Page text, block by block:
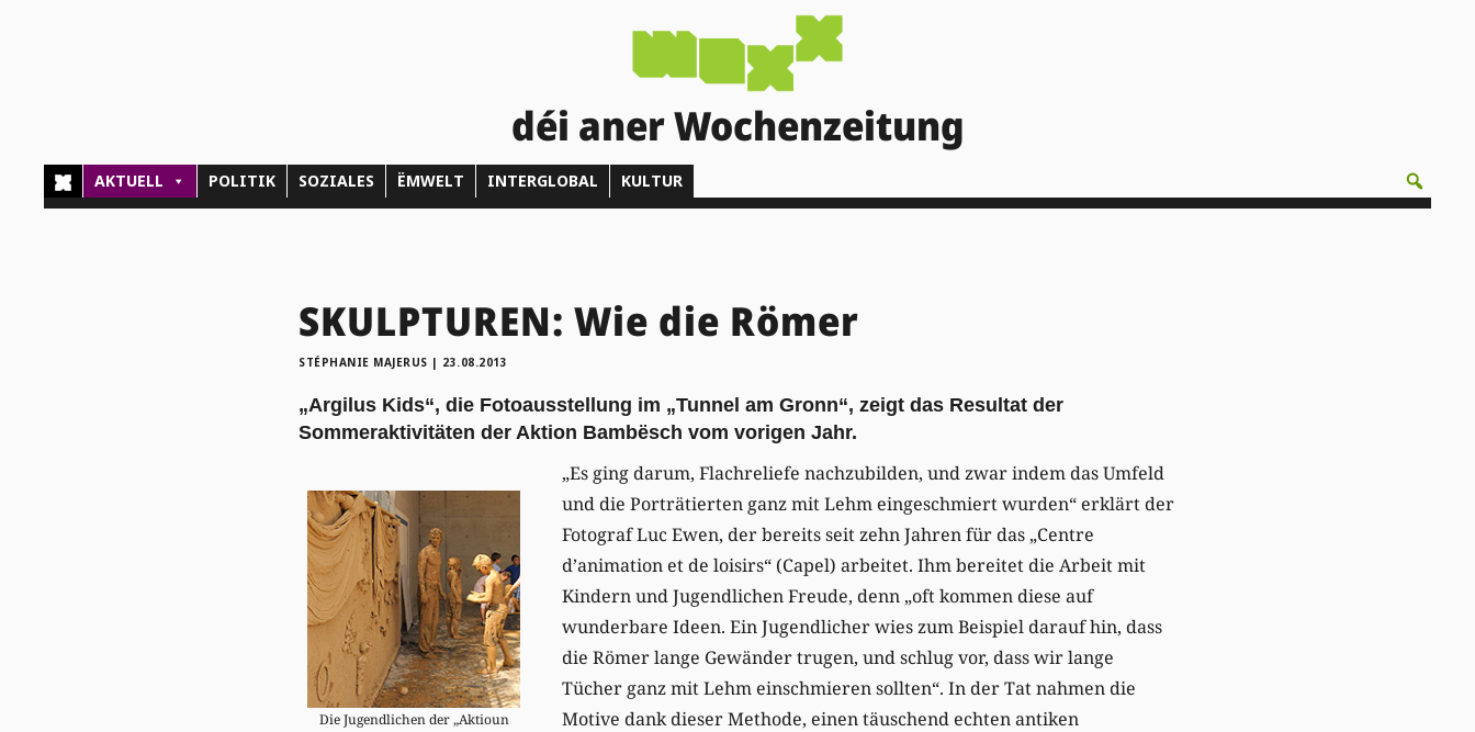
déi aner Wochenzeitung
AKTUELL POLITIK SOZIALES ËMWELT INTERGLOBAL KULTUR
SKULPTUREN: Wie die Römer
STÉPHANIE MAJERUS | 23.08.2013
„Argilus Kids“, die Fotoausstellung im „Tunnel am Gronn“, zeigt das Resultat der
Sommeraktivitäten der Aktion Bambësch vom vorigen Jahr.
Die Jugendlichen der „Aktioun
„Es ging darum, Flachreliefe nachzubilden, und zwar indem das Umfeld
und die Porträtierten ganz mit Lehm eingeschmiert wurden“ erklärt der
Fotograf Luc Ewen, der bereits seit zehn Jahren für das „Centre
d’animation et de loisirs“ (Capel) arbeitet. Ihm bereitet die Arbeit mit
Kindern und Jugendlichen Freude, denn „oft kommen diese auf
wunderbare Ideen. Ein Jugendlicher wies zum Beispiel darauf hin, dass
die Römer lange Gewänder trugen, und schlug vor, dass wir lange
Tücher ganz mit Lehm einschmieren sollten“. In der Tat nahmen die
Motive dank dieser Methode, einen täuschend echten antiken